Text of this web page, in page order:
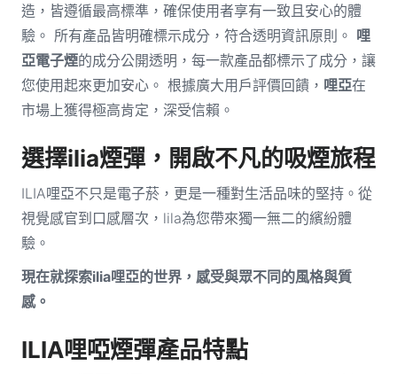
造，皆遵循最高標準，確保使用者享有一致且安心的體
驗。 所有產品皆明確標示成分，符合透明資訊原則。 哩
亞電子煙的成分公開透明，每一款產品都標示了成分，讓
您使用起來更加安心。 根據廣大用戶評價回饋， 哩亞在
市場上獲得極高肯定，深受信賴。
選擇ilia煙彈，開啟不凡的吸煙旅程
ILIA哩亞不只是電子菸，更是一種對生活品味的堅持。從
視覺感官到口感層次，lila為您帶來獨一無二的繽紛體
驗。
現在就探索ilia哩亞的世界，感受與眾不同的風格與質
感。
ILIA哩啞煙彈產品特點